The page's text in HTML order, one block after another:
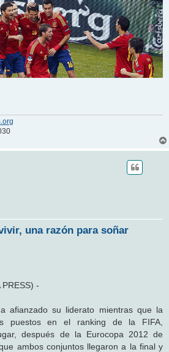
una razón para soñar
-
afianzado su liderato mientras que la
puestos en el ranking de la FIFA,
después de la Eurocopa 2012 de
ambos conjuntos llegaron a la final y